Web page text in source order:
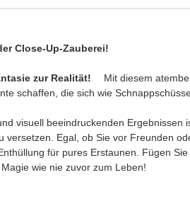
Close-Up-Zauberei!
zur Realität!
Mit diesem
schaffen, die sich wie
visuell beeindruckenden Ergebnissen
versetzen. Egal, ob Sie vor Freunden
für pures Erstaunen. Fügen Sie
wie nie zuvor zum Leben!